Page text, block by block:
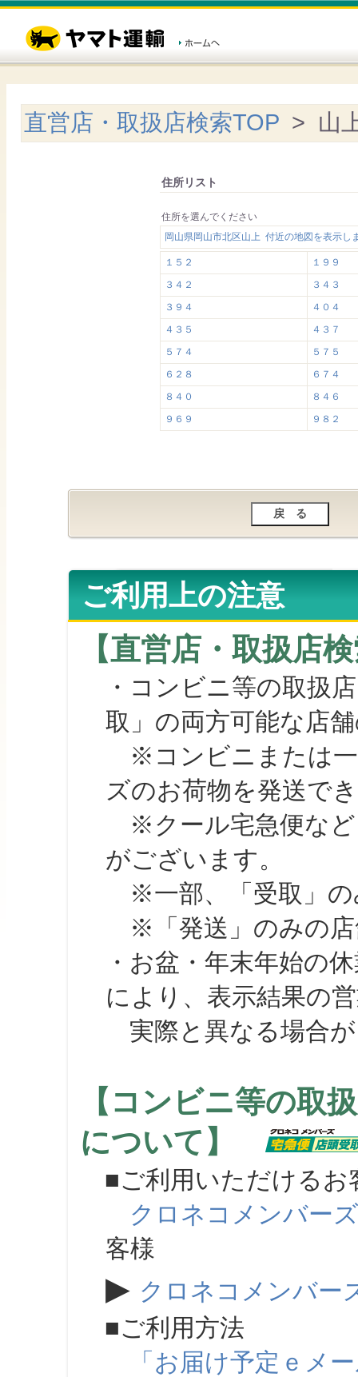
直営店・取扱店検索TOP > 山
住所リスト
住所を選んでください
岡山県岡山市北区山上 付近の地図を表示し
１５２
１９９
３４２
３４３
３９４
４０４
４３５
４３７
５７４
５７５
６２８
６７４
８４０
８４６
９６９
９８２
ご利用上の注意
【直営店・取扱店
・コンビニ等の取扱
取」の両方可能な店
※コンビニまたは一
ズのお荷物を発送で
※クール宅急便など
がございます。
※一部、「受取」の
※「発送」のみの店
・お盆・年末年始の
により、表示結果の
実際と異なる場合が
【コンビニ等の取
について】
■ご利用いただけるお
クロネコメンバーズ
客様
▶ クロネコメンバー
■ご利用方法
「お届け予定ｅメ